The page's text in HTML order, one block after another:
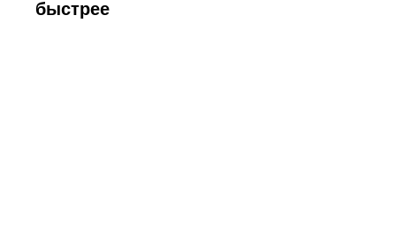
быстрее